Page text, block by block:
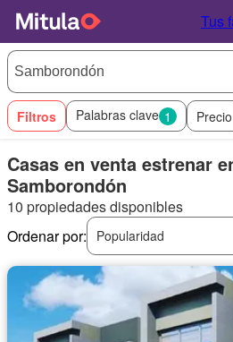
Tus
Filtros Palabras clave 1 Precio
Casas en venta estrenar
Samborondón
10 propiedades disponibles
Ordenar por:
Popularidad